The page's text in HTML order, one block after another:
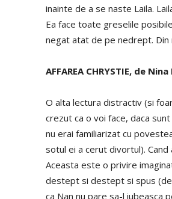
inainte de a se naste Laila.
Ea face toate greselile
negat atat de pe nedrept. Din
AFFAREA CHRYSTIE, de
O alta lectura distractiv (si
crezut ca o voi face, daca
nu erai familiarizat cu
sotul ei a cerut divortul).
Aceasta este o privire
destept si destept si spus
ca Nan nu pare sa-l iubeasca